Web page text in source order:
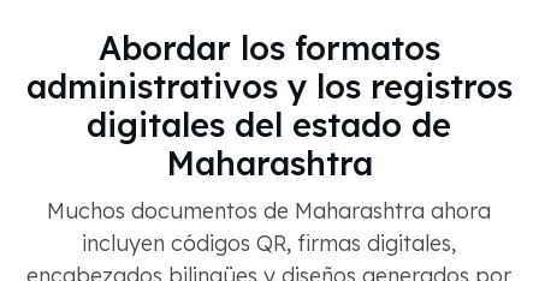
Abordar los formatos
administrativos y los registros
digitales del estado de
Maharashtra
Muchos documentos de Maharashtra ahora
incluyen códigos QR, firmas digitales,
encabezados bilingües y diseños generados por